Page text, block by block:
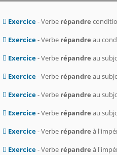
Exercice- Verbe répandre
Exercice- Verbe répandre au
Exercice- Verbe répandre au
Exercice- Verbe répandre au
Exercice- Verbe répandre au
Exercice- Verbe répandre au
Exercice- Verbe répandre à
Exercice- Verbe répandre à